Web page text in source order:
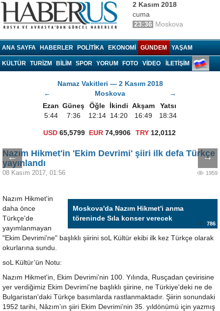
2 Kasım 2018
cuma
23:36 Moskova
ANA SAYFA HABERLER POLITIKA EKONOMI GÜNDEM YAŞAM
KÜLTÜR TURIZM BILIM SPOR YORUM FOTO VIDEO İLETİŞİM
Namaz Vakitleri — 2 Kasım 2018
←
Moskova
→
Ezan Güneş Öğle İkindi Akşam
Yatsı
5:44
7:36 12:14 14:20 16:49 18:34
USD 65,5799 EUR 74,9906 TRY 12,0112
← →
Nazım Hikmet'in 'Ekim Devrimi' şiiri ilk defa Türkçe
yayınlandı
08 Kasım 2017, 01:56 1959
Moskova'da Nazım Hikmet'i anma
töreninde Sıla konser verecek
786
Nazım Hikmet'in
daha önce
Türkçe'de
yayımlanmayan
"Ekim Devrimi'ne" başlıklı şiirini soL Kültür ekibi ilk kez Türkçe olarak
okurlarına sundu.
soL Kültür’ün Notu:
Nazım Hikmet'in, Ekim Devrimi’nin 100. Yılında, Rusçadan çevirisine
yer verdiğimiz Ekim Devrimi'ne başlıklı şiirine, ne Türkiye'deki ne de
Bulgaristan'daki Türkçe basımlarda rastlanmaktadır. Şiirin sonundaki
1952 tarihi, Nâzım’ın şiiri Ekim Devrimi’nin 35. yıldönümü için yazmış